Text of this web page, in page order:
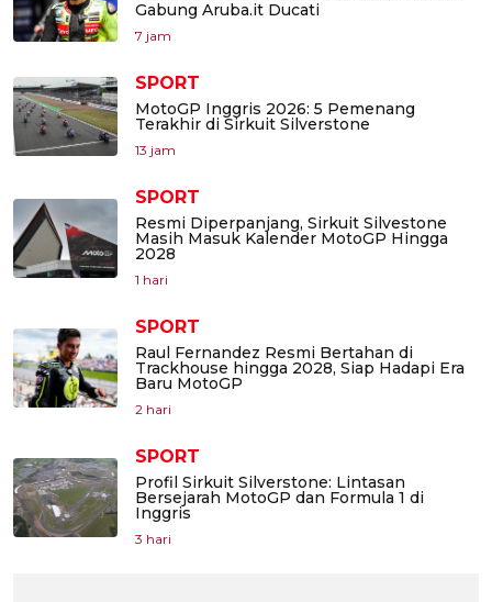
Gabung Aruba.it Ducati
7 jam
SPORT
MotoGP Inggris 2026: 5 Pemenang
Terakhir di Sirkuit Silverstone
13 jam
SPORT
Resmi Diperpanjang, Sirkuit Silvestone
Masih Masuk Kalender MotoGP Hingga
2028
1 hari
SPORT
Raul Fernandez Resmi Bertahan di
Trackhouse hingga 2028, Siap Hadapi Era
Baru MotoGP
2 hari
SPORT
Profil Sirkuit Silverstone: Lintasan
Bersejarah MotoGP dan Formula 1 di
Inggris
3 hari